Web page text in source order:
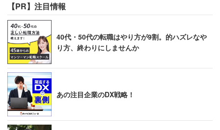
「ちゃんと盛りつける」という朝活（笑）
インスタグラムを見ていると、よくフォトジェニックなカ
フェのドリンクの写真が流れてきますよね。グラスから果
物の断面が見えると、ちょっとそんな気分が味わえます。
【PR】注目情報
40代・50代の転職はやり方が9割。的ハズレなや
り方、終わりにしませんか
あの注目企業のDX戦略！